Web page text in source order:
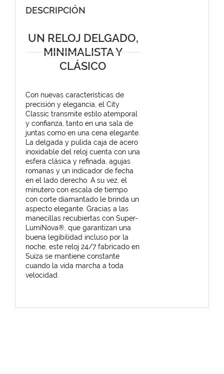
DESCRIPCIÓN
UN RELOJ DELGADO,
MINIMALISTA Y
CLÁSICO
Con nuevas características de
precisión y elegancia, el City
Classic transmite estilo atemporal
y confianza, tanto en una sala de
juntas como en una cena elegante.
La delgada y pulida caja de acero
inoxidable del reloj cuenta con una
esfera clásica y refinada, agujas
romanas y un indicador de fecha
en el lado derecho. A su vez, el
minutero con escala de tiempo
con corte diamantado le brinda un
aspecto elegante. Gracias a las
manecillas recubiertas con Super-
LumiNova®, que garantizan una
buena legibilidad incluso por la
noche, este reloj 24/7 fabricado en
Suiza se mantiene constante
cuando la vida marcha a toda
velocidad.